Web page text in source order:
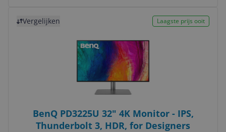
Vergelijken Laagste prijs ooit
BenQ PD3225U 32" 4K Monitor - IPS,
Thunderbolt 3, HDR, for Designers